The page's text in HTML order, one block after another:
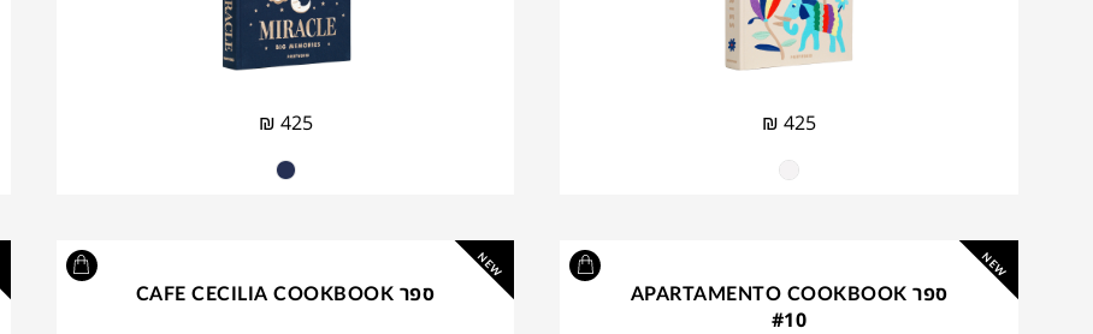
₪ 425
₪ 425
NEW
ספר APARTAMENTO COOKBOOK
#10
NEW
ספר CAFE CECILIA COOKBOOK